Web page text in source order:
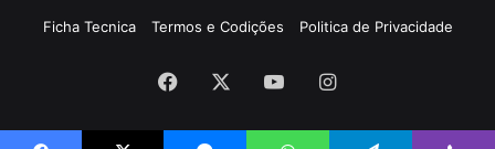
Ficha Tecnica
Termos e Codições Politica de Privacidade
Facebook YouTubeInstagram